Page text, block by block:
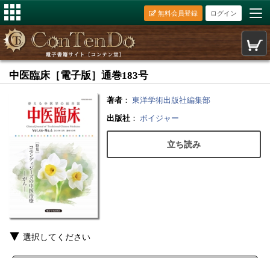
ログイン
無料会員登録
中医臨床［電子版］通巻183号
著者 ： 東洋学術出版社編集部
出版社 ： ボイジャー
立ち読み
選択してください